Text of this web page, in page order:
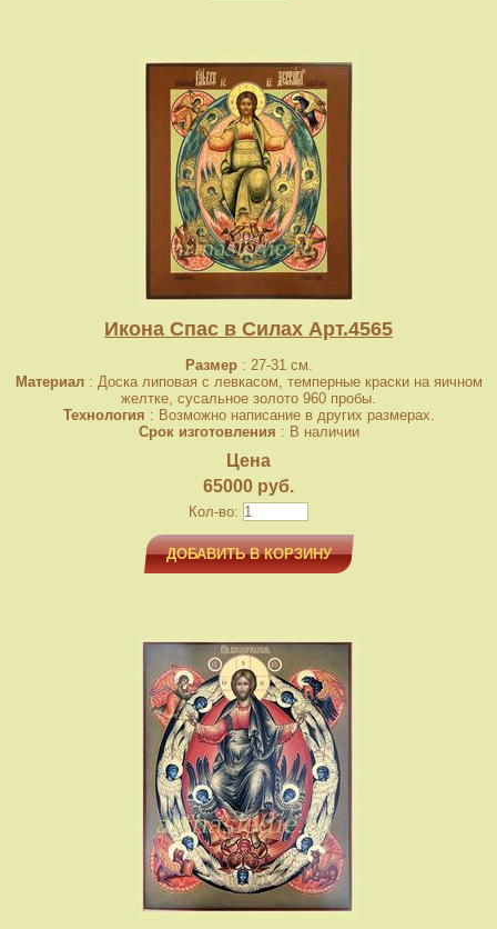
Икона Спас в Силах Арт.4565
Размер: 27-31 см.
Материал: Доска липовая с левкасом, темперные краски на яичном
желтке, сусальное золото 960 пробы.
Технология : Возможно написание в других размерах.
Срок изготовления : В наличии
Цена
65000 руб.
Кол-во:
ДОБАВИТЬ В КОРЗИНУ